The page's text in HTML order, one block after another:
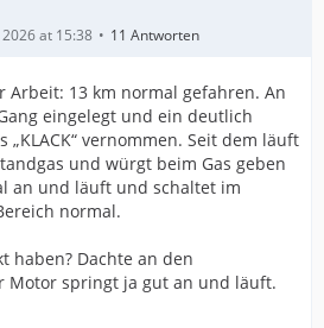
at 15:38 11 Antworten
Arbeit: 13 km normal gefahren. An
eingelegt und ein deutlich
„KLACK“ vernommen. Seit dem läuft
und würgt beim Gas geben
an und läuft und schaltet im
normal.
haben? Dachte an den
Motor springt ja gut an und läuft.